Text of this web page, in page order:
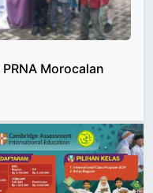
Morocalan